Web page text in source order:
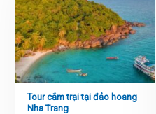
Tour cắm trại tại đảo hoang
Nha Trang